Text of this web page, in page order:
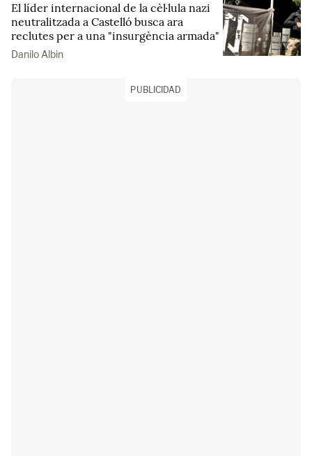
El líder internacional de la cèl·lula nazi
neutralitzada a Castelló busca ara
reclutes per a una "insurgència armada"
Danilo Albin
PUBLICIDAD